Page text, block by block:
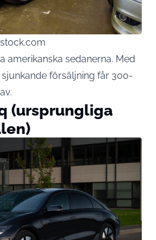
amerikanska sedanerna. Med
försäljning får 300-
(ursprungliga